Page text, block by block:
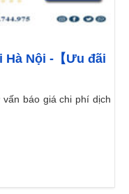
Nội -【Ưu đãi
báo giá chi phí dịch